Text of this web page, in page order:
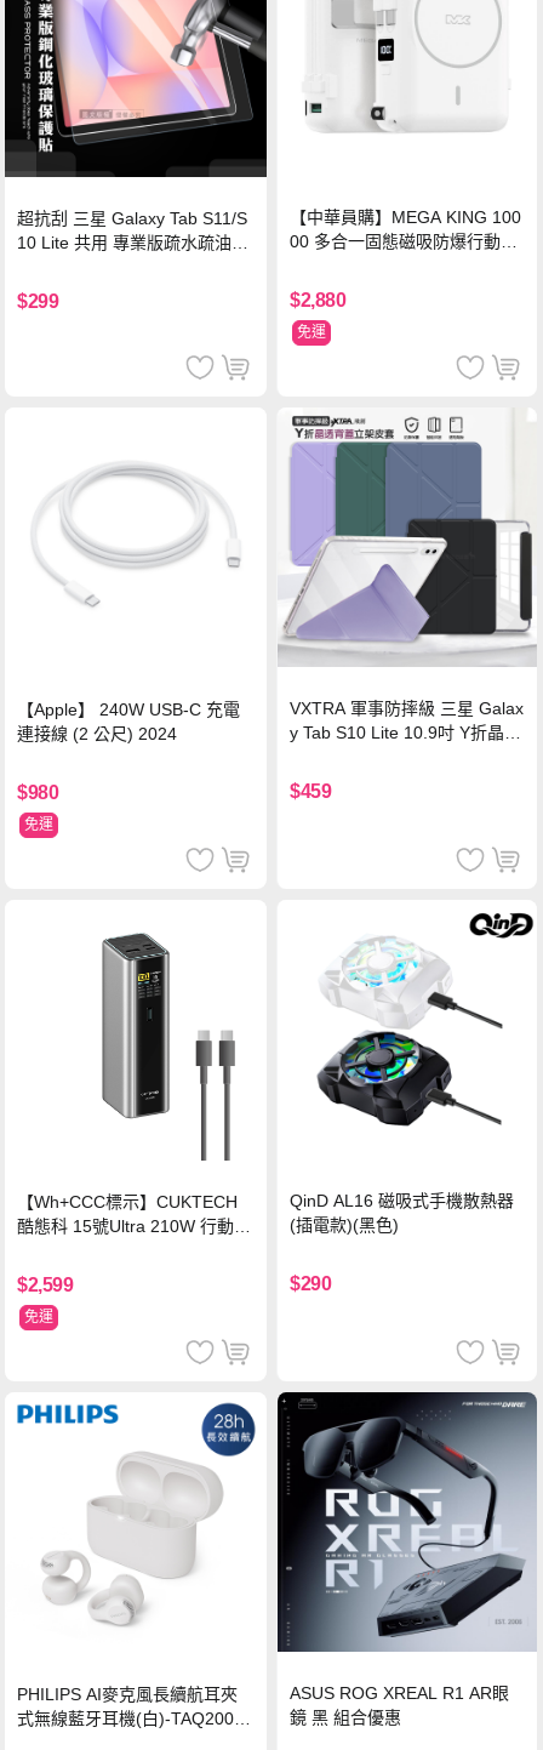
超抗刮 三星 Galaxy Tab S11/S
10 Lite 共用 專業版疏水疏油9H
$299
【中華員購】MEGA KING 100
00 多合一固態磁吸防爆行動電
$2,880
免運
【Apple】 240W USB-C 充電
連接線 (2 公尺) 2024
$980
免運
VXTRA 軍事防摔級 三星 Galax
y Tab S10 Lite 10.9吋 Y折晶透
$459
【Wh+CCC標示】CUKTECH
酷態科 15號Ultra 210W 行動電
$2,599
免運
QinD AL16 磁吸式手機散熱器
(插電款)(黑色)
$290
PHILIPS AI麥克風長續航耳夾
式無線藍牙耳機(白)-TAQ2000
ASUS ROG XREAL R1 AR眼
鏡 黑 組合優惠